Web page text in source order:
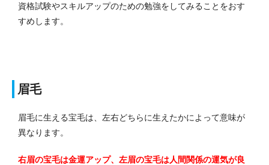
資格試験やスキルアップのための勉強をしてみることをおす
すめします。
眉毛
眉毛に生える宝毛は、左右どちらに生えたかによって意味が
異なります。
右眉の宝毛は金運アップ、左眉の宝毛は人間関係の運気が良